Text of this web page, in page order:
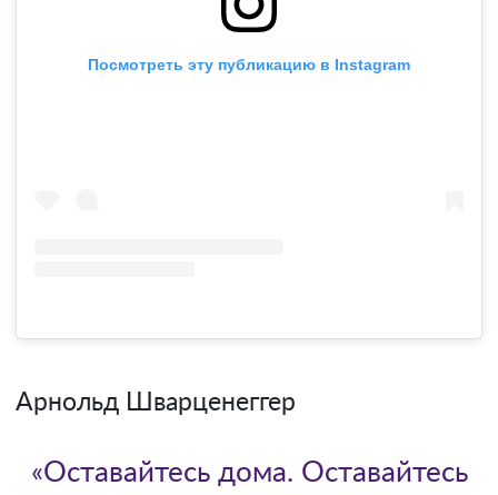
Посмотреть эту публикацию в Instagram
Арнольд Шварценеггер
«Оставайтесь дома. Оставайтесь